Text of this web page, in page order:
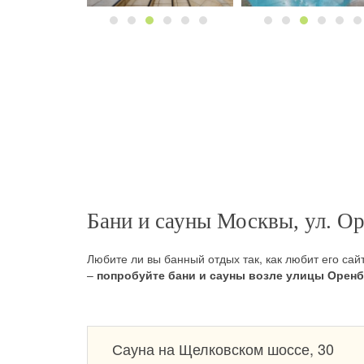
Бани и сауны Москвы, ул.
Любите ли вы банный отдых так, как любит его
– попробуйте бани и сауны возле улицы
Сауна на Щелковском шоссе, 30